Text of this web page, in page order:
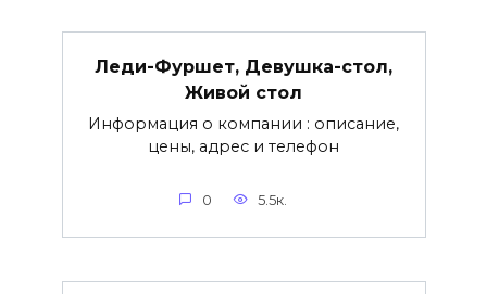
Леди-Фуршет, Девушка-стол,
Живой стол
Информация о компании : описание,
цены, адрес и телефон
0 5.5к.